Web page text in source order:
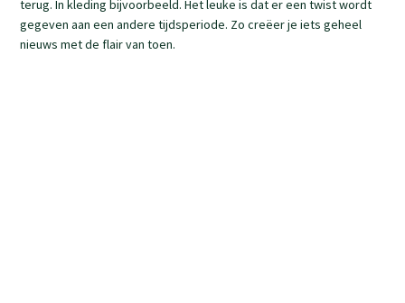
terug. In kleding bijvoorbeeld. Het leuke is dat er een twist wordt
gegeven aan een andere tijdsperiode. Zo creëer je iets geheel
nieuws met de flair van toen.